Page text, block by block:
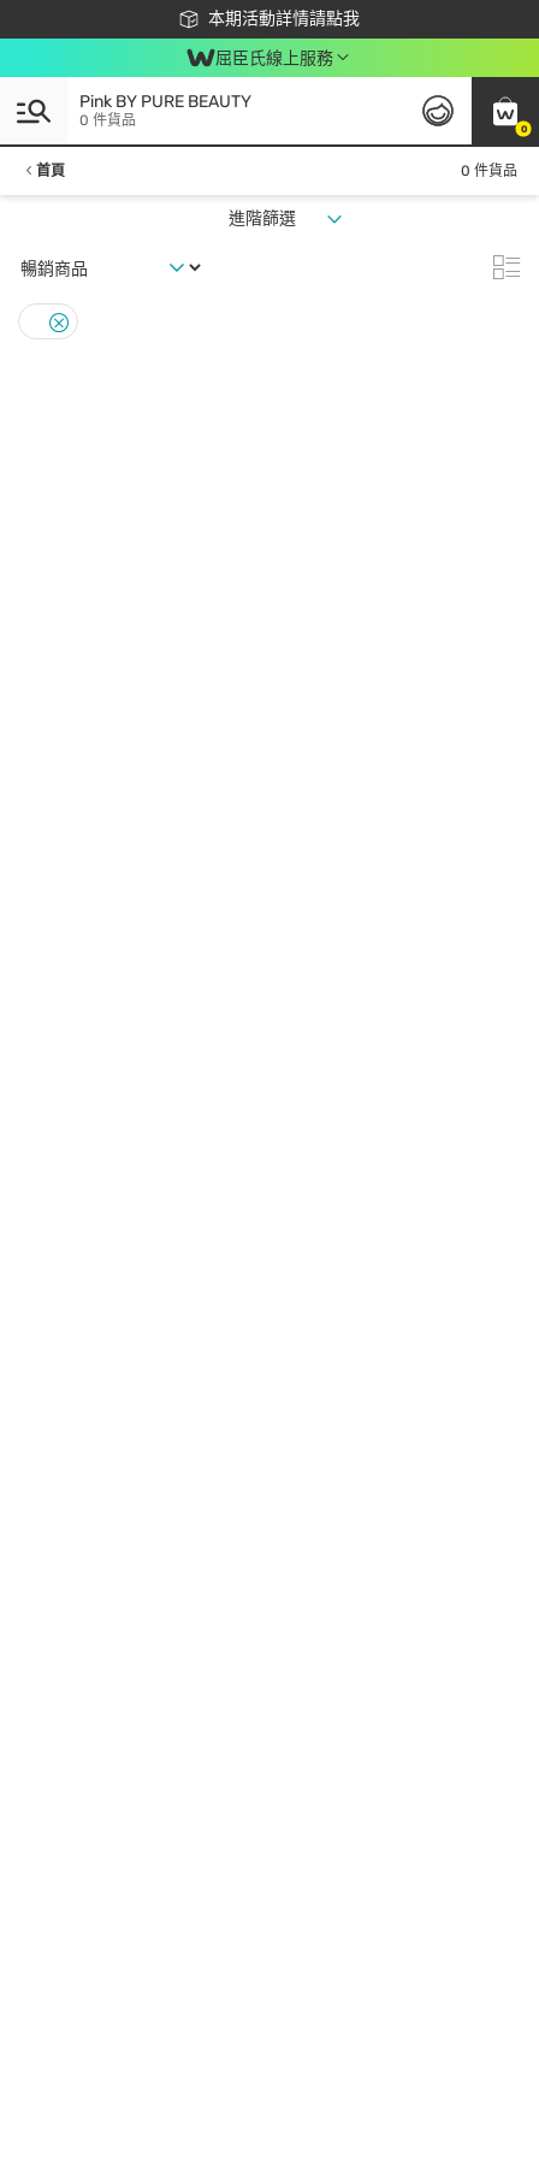
本期活動詳情請點我
下載app最高回饋$350
屈臣氏線上服務
0
Pink BY PURE BEAUTY
0 件貨品
首頁 0 件貨品
進階篩選